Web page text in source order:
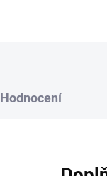
Hodnocení